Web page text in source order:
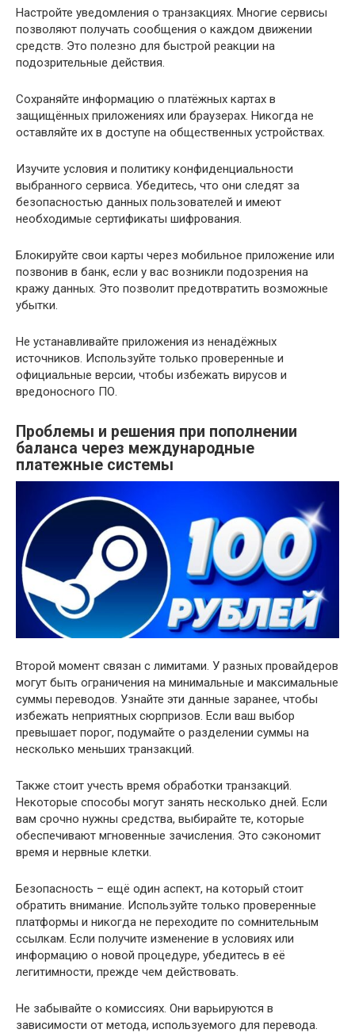
Настройте уведомления о транзакциях. Многие сервисы
позволяют получать сообщения о каждом движении
средств. Это полезно для быстрой реакции на
подозрительные действия.
Сохраняйте информацию о платёжных картах в
защищённых приложениях или браузерах. Никогда не
оставляйте их в доступе на общественных устройствах.
Изучите условия и политику конфиденциальности
выбранного сервиса. Убедитесь, что они следят за
безопасностью данных пользователей и имеют
необходимые сертификаты шифрования.
Блокируйте свои карты через мобильное приложение или
позвонив в банк, если у вас возникли подозрения на
кражу данных. Это позволит предотвратить возможные
убытки.
Не устанавливайте приложения из ненадёжных
источников. Используйте только проверенные и
официальные версии, чтобы избежать вирусов и
вредоносного ПО.
Проблемы и решения при пополнении
баланса через международные
платежные системы
Второй момент связан с лимитами. У разных провайдеров
могут быть ограничения на минимальные и максимальные
суммы переводов. Узнайте эти данные заранее, чтобы
избежать неприятных сюрпризов. Если ваш выбор
превышает порог, подумайте о разделении суммы на
несколько меньших транзакций.
Также стоит учесть время обработки транзакций.
Некоторые способы могут занять несколько дней. Если
вам срочно нужны средства, выбирайте те, которые
обеспечивают мгновенные зачисления. Это сэкономит
время и нервные клетки.
Безопасность – ещё один аспект, на который стоит
обратить внимание. Используйте только проверенные
платформы и никогда не переходите по сомнительным
ссылкам. Если получите изменение в условиях или
информацию о новой процедуре, убедитесь в её
легитимности, прежде чем действовать.
Не забывайте о комиссиях. Они варьируются в
зависимости от метода, используемого для перевода.